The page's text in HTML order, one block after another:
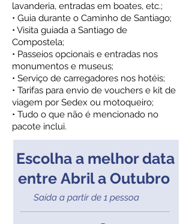
lavanderia, entradas em boates, etc.;
• Guia durante o Caminho de Santiago;
• Visita guiada a Santiago de
Compostela;
• Passeios opcionais e entradas nos
monumentos e museus;
• Serviço de carregadores nos hotéis;
• Tarifas para envio de vouchers e kit de
viagem por Sedex ou motoqueiro;
• Tudo o que não é mencionado no
pacote inclui.
Saída a partir de 1 pessoa
Escolha a melhor data
entre Abril a Outubro